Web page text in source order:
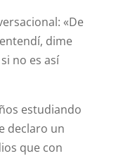
«De
dime
no es así
estudiando
declaro un
que con